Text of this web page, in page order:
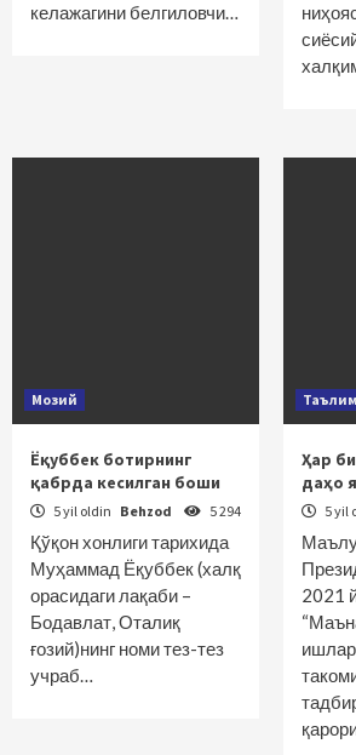
келажагини белгиловчи…
Мозий
Ёқуббек ботирнинг
қабрда кесилган боши
5 yil oldin Behzod 5 294
Қўқон хонлиги тарихида
Муҳаммад Ёқуббек (халқ
орасидаги лақаби –
Бодавлат, Оталиқ
ғозий)нинг номи тез-тез
учраб…
Таълим
Ҳар
даҳо
5 yil
2021